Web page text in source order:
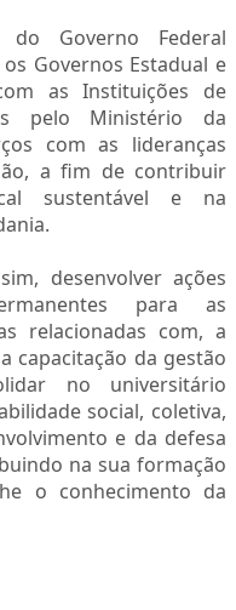
Governo Federal
Governos Estadual e
as Instituições de
pelo Ministério da
com as lideranças
a fim de contribuir
sustentável e na
desenvolver ações
para as
relacionadas com, a
capacitação da gestão
no universitário
social, coletiva,
e da defesa
na sua formação
o conhecimento da